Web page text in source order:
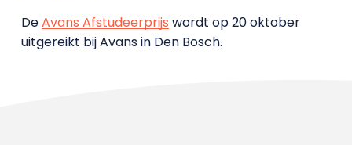
DeAvans Afstudeerprijs wordt op 20 oktober
uitgereikt bij Avans in Den Bosch.